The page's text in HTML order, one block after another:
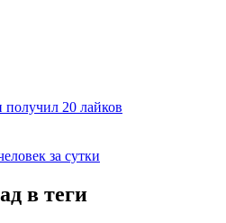
получил 20 лайков
за сутки
в теги